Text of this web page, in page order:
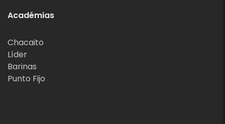
Académias
Chacaito
Líder
Barinas
Punto Fijo